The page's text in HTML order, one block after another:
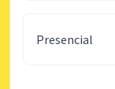
Presencial